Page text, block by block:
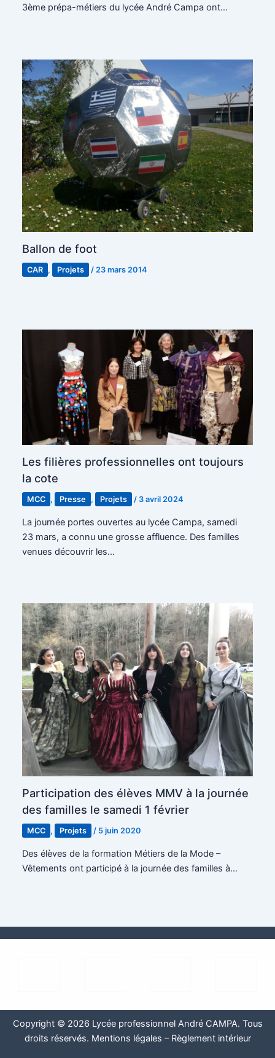
3ème prépa-métiers du lycée André Campa ont…
Ballon de foot
CAR , Projets /23 mars 2014
Les filières professionnelles ont toujours
la cote
MCC , Presse , Projets / 3 avril 2024
La journée portes ouvertes au lycée Campa, samedi
23 mars, a connu une grosse affluence. Des familles
venues découvrir les…
Participation des élèves MMV à la journée
des familles le samedi 1 février
MCC , Projets / 5 juin 2020
Des élèves de la formation Métiers de la Mode –
Vêtements ont participé à la journée des familles à…
Copyright © 2026 Lycée professionnel André CAMPA. Tous
droits réservés. Mentions légales – Règlement intérieur